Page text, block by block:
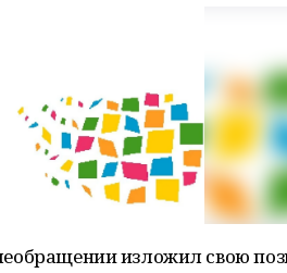
изложил свою